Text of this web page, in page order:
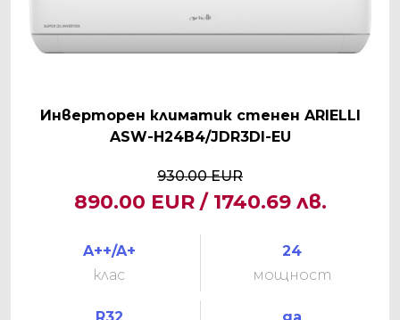
Инверторен климатик стенен ARIELLI
ASW-H24B4/JDR3DI-EU
930.00 EUR
890.00 EUR / 1740.69 лв.
A++/A+
клас
24
мощност